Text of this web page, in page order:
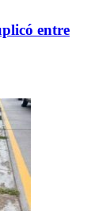
entre